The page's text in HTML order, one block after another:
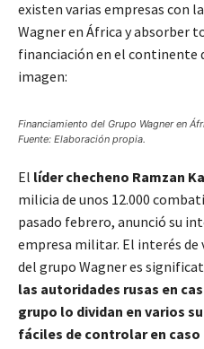
existen varias empresas con
Wagner en África y absorber
financiación en el continente
imagen:
Financiamiento del Grupo Wagner en
Fuente: Elaboración propia.
El líder checheno Ramzan
milicia de unos 12.000
pasado febrero, anunció su
empresa militar. El interés
del grupo Wagner es
las autoridades rusas en
grupo lo dividan en varios
fáciles de controlar en